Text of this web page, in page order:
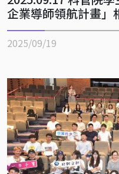
企業導師領航計畫」
2025/09/19